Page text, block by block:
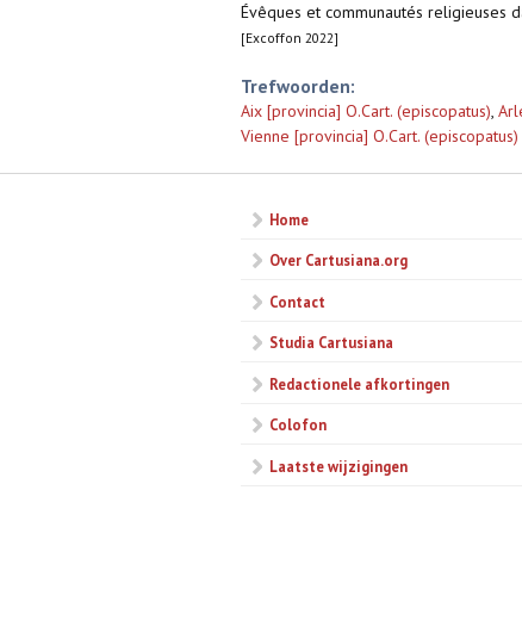
Évêques et communautés religieuses
[Excoffon 2022]
Trefwoorden:
Aix [provincia] O.Cart. (episcopatus),
Vienne [provincia] O.Cart. (episcopatus)
Home
Over Cartusiana.org
Contact
Studia Cartusiana
Redactionele afkortingen
Colofon
Laatste wijzigingen